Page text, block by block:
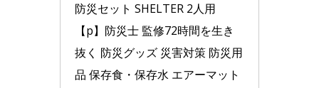
防災セット SHELTER 2人用
【p】防災士 監修72時間を生き
抜く 防災グッズ 災害対策 防災用
品 保存食・保存水 エアーマット